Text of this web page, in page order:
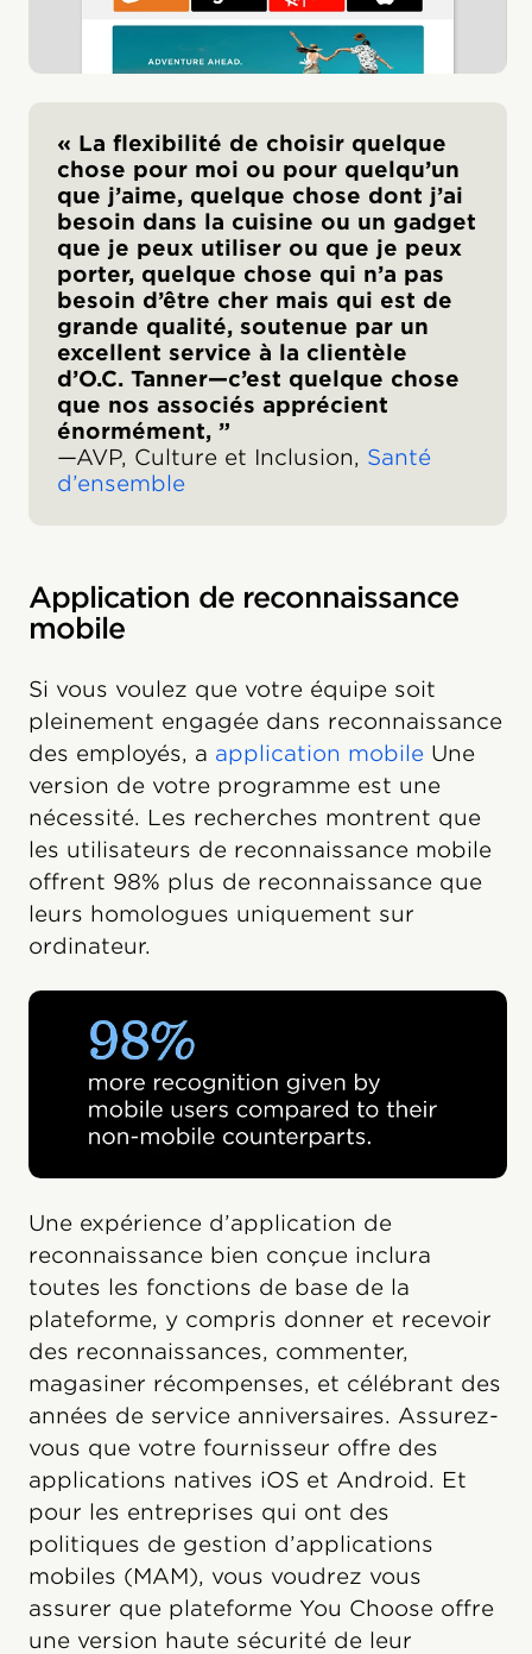
« La flexibilité de choisir quelque
chose pour moi ou pour quelqu’un
que j’aime, quelque chose dont j’ai
besoin dans la cuisine ou un gadget
que je peux utiliser ou que je peux
porter, quelque chose qui n’a pas
besoin d’être cher mais qui est de
grande qualité, soutenue par un
excellent service à la clientèle
d’O.C. Tanner—c’est quelque chose
que nos associés apprécient
énormément, ”
—AVP, Culture et Inclusion, Santé
d’ensemble
Application de reconnaissance
mobile
Si vous voulez que votre équipe soit
pleinement engagée dans reconnaissance
des employés, a application mobile Une
version de votre programme est une
nécessité. Les recherches montrent que
les utilisateurs de reconnaissance mobile
offrent 98% plus de reconnaissance que
leurs homologues uniquement sur
ordinateur.
Une expérience d’application de
reconnaissance bien conçue inclura
toutes les fonctions de base de la
plateforme, y compris donner et recevoir
des reconnaissances, commenter,
magasiner récompenses, et célébrant des
années de service anniversaires. Assurez-
vous que votre fournisseur offre des
applications natives iOS et Android. Et
pour les entreprises qui ont des
politiques de gestion d’applications
mobiles (MAM), vous voudrez vous
assurer que plateforme You Choose offre
une version haute sécurité de leur